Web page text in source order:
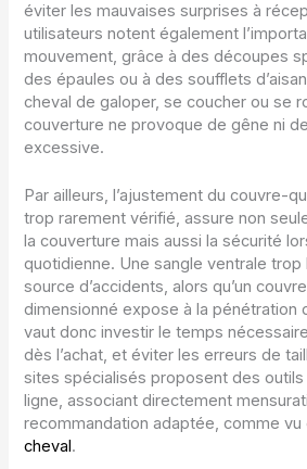
éviter les mauvaises surprises à
utilisateurs notent également
mouvement, grâce à des découpes
des épaules ou à des soufflets
cheval de galoper, se coucher ou se
couverture ne provoque de gêne ni
excessive.
Par ailleurs, l’ajustement du couvre-
trop rarement vérifié, assure non
la couverture mais aussi la sécurité
quotidienne. Une sangle ventrale
source d’accidents, alors qu’un
dimensionné expose à la pénétration
vaut donc investir le temps
dès l’achat, et éviter les erreurs de
sites spécialisés proposent des
ligne, associant directement
recommandation adaptée, comme vu
cheval .